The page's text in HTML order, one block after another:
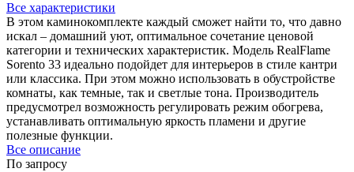
Все характеристики
В этом каминокомплекте каждый сможет найти то, что давно
искал – домашний уют, оптимальное сочетание ценовой
категории и технических характеристик. Модель RealFlame
Sorento 33 идеально подойдет для интерьеров в стиле кантри
или классика. При этом можно использовать в обустройстве
комнаты, как темные, так и светлые тона. Производитель
предусмотрел возможность регулировать режим обогрева,
устанавливать оптимальную яркость пламени и другие
полезные функции.
Все описание
По запросу